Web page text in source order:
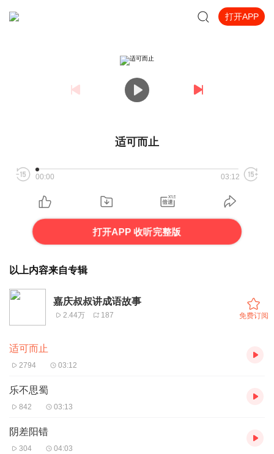
打开APP
适可而止
00:00 03:12
打开APP 收听完整版
以上内容来自专辑
嘉庆叔叔讲成语故事
2.44万 187 免费订阅
适可而止
2794 03:12
乐不思蜀
842 03:13
阴差阳错
304 04:03